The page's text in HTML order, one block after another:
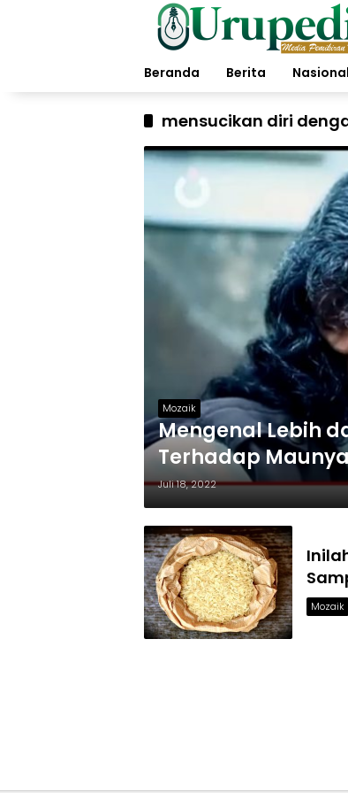
Beranda
Berita Nasional
mensucikan diri
Mozaik
Mengenal Lebih
Terhadap
Juli 18, 2022
Mozaik